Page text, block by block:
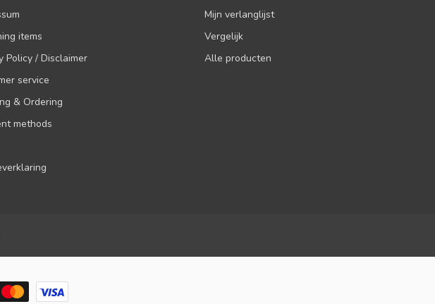
items
Policy / Disclaimer
service
& Ordering
methods
Mijn verlanglijst
Vergelijk
Alle producten